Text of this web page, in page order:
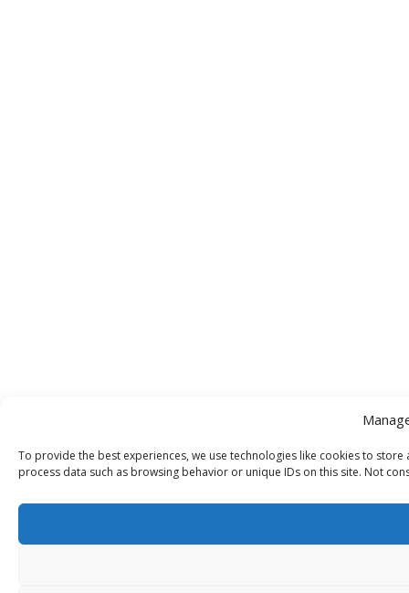
To provide the best experiences, we use technologies like cookies to
process data such as browsing behavior or unique IDs on this site. Not